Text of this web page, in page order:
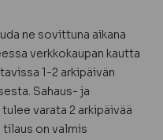
ne sovittuna aikana
verkkokaupan kautta
1-2 arkipäivän
Sahaus- ja
varata 2 arkipäivää
on valmis